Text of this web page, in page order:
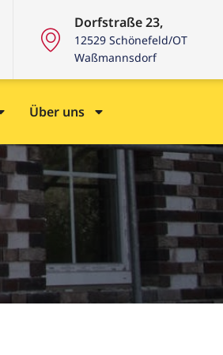
Dorfstraße 23,
12529 Schönefeld/OT
Waßmannsdorf
Über uns